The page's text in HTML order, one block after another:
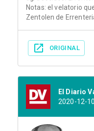
Notas: el velatorio
Zentolen de
ORIGINAL
El Diario
2020-12-10